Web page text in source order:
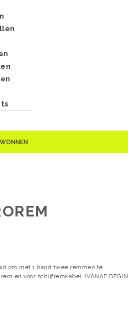
om met 1 hand twee remmen te
en voor schijfremkabel. (VANAF BEGIN